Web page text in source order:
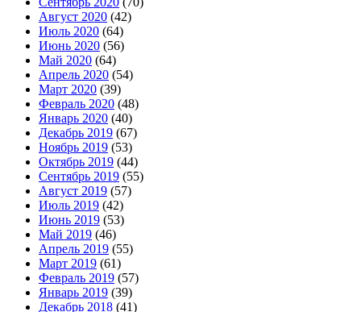
Август 2020 (42)
Июль 2020 (64)
Июнь 2020 (56)
Май 2020 (64)
Апрель 2020 (54)
Март 2020 (39)
Февраль 2020 (48)
Январь 2020 (40)
Декабрь 2019 (67)
Ноябрь 2019 (53)
Октябрь 2019 (44)
Сентябрь 2019 (55)
Август 2019 (57)
Июль 2019 (42)
Июнь 2019 (53)
Май 2019 (46)
Апрель 2019 (55)
Март 2019 (61)
Февраль 2019 (57)
Январь 2019 (39)
Декабрь 2018 (41)